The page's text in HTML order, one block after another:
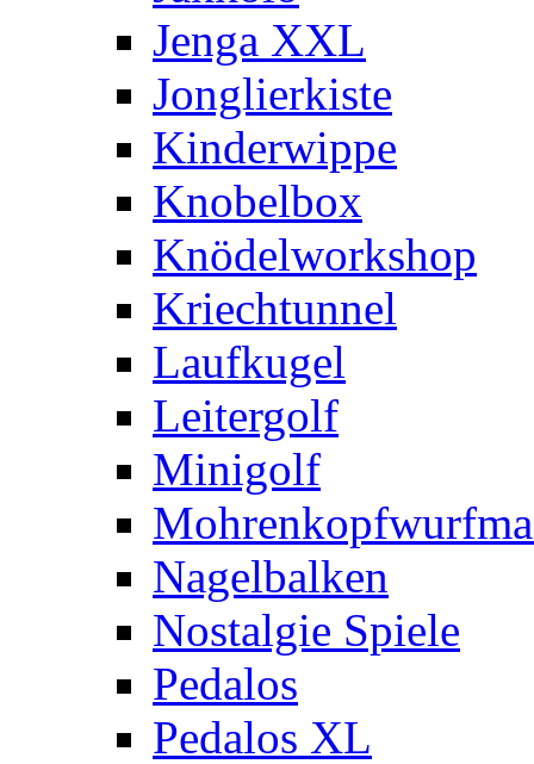
Jenga XXL
Jonglierkiste
Kinderwippe
Knobelbox
Knödelworkshop
Kriechtunnel
Laufkugel
Leitergolf
Minigolf
Nagelbalken
Nostalgie Spiele
Pedalos
Pedalos XL